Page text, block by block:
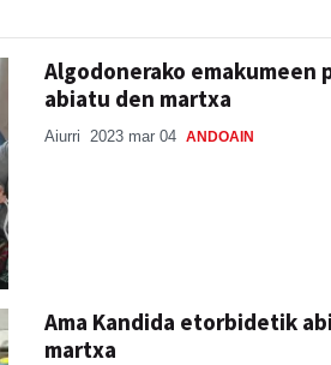
Algodonerako emakumeen
abiatu den martxa
Aiurri 2023 mar 04 ANDOAIN
Ama Kandida etorbidetik
martxa